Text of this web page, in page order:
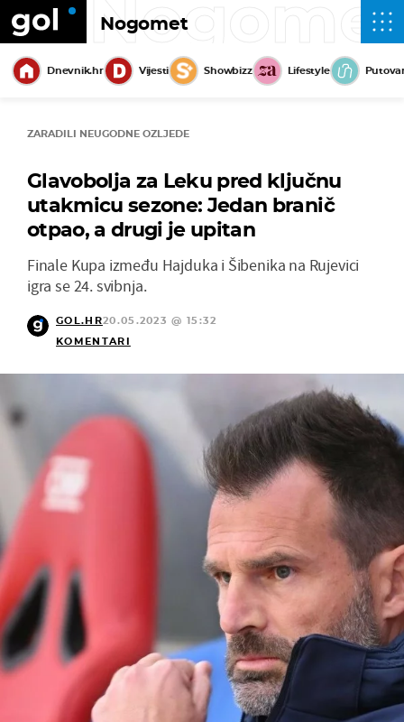
Nogomet
Dnevnik.hr Vijesti Showbizz Lifestyle
ZARADILI NEUGODNE OZLJEDE
Glavobolja za Leku pred ključnu
utakmicu sezone: Jedan branič
otpao, a drugi je upitan
Finale Kupa između Hajduka i Šibenika na Rujevici
igra se 24. svibnja.
GOL.HR20.05.2023 @ 15:32
KOMENTARI